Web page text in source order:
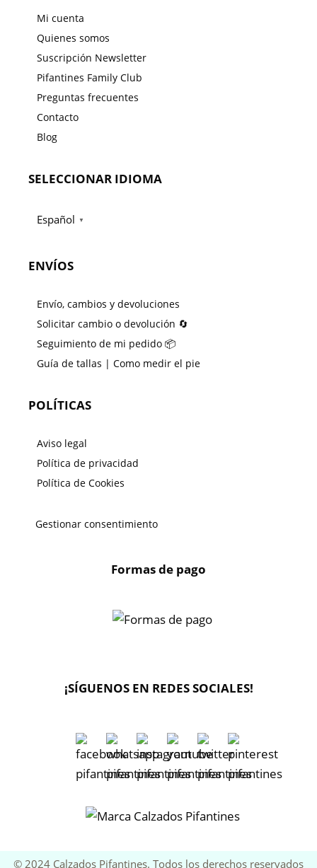
Mi cuenta
Quienes somos
Suscripción Newsletter
Pifantines Family Club
Preguntas frecuentes
Contacto
Blog
SELECCIONAR IDIOMA
Español ▼
ENVÍOS
Envío, cambios y devoluciones
Solicitar cambio o devolución 🔄
Seguimiento de mi pedido 📦
Guía de tallas | Como medir el pie
POLÍTICAS
Aviso legal
Política de privacidad
Política de Cookies
Gestionar consentimiento
Formas de pago
¡SÍGUENOS EN REDES SOCIALES!
© 2024 Calzados Pifantines. Todos los derechos reservados
📞 Contactar Whatsapp